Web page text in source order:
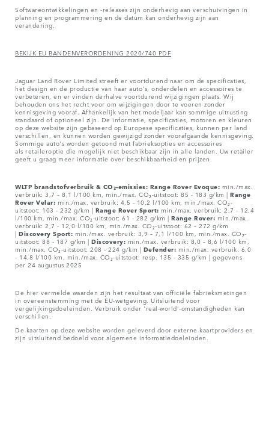
Softwareontwikkelingen en -releases zijn onderhevig aan verschuivingen in
planning en programmering en de datum kan onderhevig zijn aan
verandering.
BEKIJK EU BANDENVERORDENING 2020/740 PDF
Jaguar Land Rover Limited streeft er voortdurend naar om de specificaties,
het design en de productie van haar auto's, onderdelen en accessoires te
verbeteren, en er vinden derhalve voortdurend wijzigingen plaats. Wij
behouden ons het recht voor om wijzigingen door te voeren zonder
kennisgeving vooraf. Afhankelijk van het modeljaar kan sommige uitrusting
standaard of optioneel zijn. De informatie, specificaties, motoren en kleuren
op deze website zijn gebaseerd op Europese specificaties, kunnen per land
verschillen, en kunnen worden gewijzigd zonder voorafgaande kennisgeving.
Sommige auto's worden getoond met fabrieksopties en accessoires
als retaileroptie die mogelijk niet beschikbaar zijn in alle landen. Uw retailer
geeft u graag meer informatie over beschikbaarheid en prijzen.
WLTP brandstofverbruik & CO₂-emissies: Range Rover Evoque: min./max.
verbruik: 3,7 – 8,1 l/100 km, min./max. CO₂-uitstoot: 85 - 183 g/km | Range
Rover Velar: min./max. verbruik: 4,5 - 10,2 l/100 km, min./max. CO₂-
uitstoot: 103 - 232 g/km | Range Rover Sport: min./max. verbruik: 2,7 - 12,4
l/100 km, min./max. CO₂-uitstoot: 61 - 282 g/km | Range Rover: min./max.
verbruik: 2,7 - 12,0 l/100 km, min./max. CO₂-uitstoot: 62 – 272 g/km
| Discovery Sport: min./max. verbruik: 3,9 – 7,1 l/100 km, min./max. CO₂-
uitstoot: 88 - 187 g/km | Discovery: min./max. verbruik: 8,0 – 8,6 l/100 km,
min./max. CO₂-uitstoot: 208 - 224 g/km | Defender: min./max. verbruik: 6,0
- 14,8 l/100 km, min./max. CO₂-uitstoot: resp. 135 - 335 g/km | gegevens
per 24 augustus 2025
De hier vermelde waarden zijn het resultaat van officiële fabrieksmetingen
in overeenstemming met de EU-wetgeving. Uitsluitend voor
vergelijkingsdoeleinden. Verbruik onder 'real-world'-omstandigheden kan
verschillen.
De kaarten op deze website worden geleverd door externe kaartproviders en
zijn uitsluitend bedoeld voor algemene informatiedoeleinden.